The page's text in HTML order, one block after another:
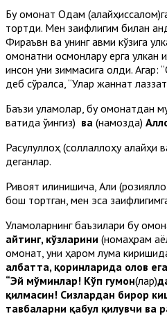
Бу омонат Одам
тортди. Мен заифлигим билан
Фираъвн ва унинг қавми кўзига
омонатни осмонлару ерга улкан
инсон уни зиммасига олди. Агар:
деб сўралса, “Улар жаннат
Баъзи уламолар, бу омонатдан
вақтида ўқингиз) ва (намозда)
Расулуллоҳ (соллаллоҳу алайҳи
деганлар.
Ривоят қилинишича, Али
бош тортган, мен эса
Уламоларнинг баъзилари бу
айтинг, кўзларини (номаҳрам
омонат, уни ҳаром луқма
албатта, қоринларида олов
“Эй мўминлар! Кўп гумон(лар)
қилмасин! Сизлардан бирор
тавбаларни қабул қилувчи ва